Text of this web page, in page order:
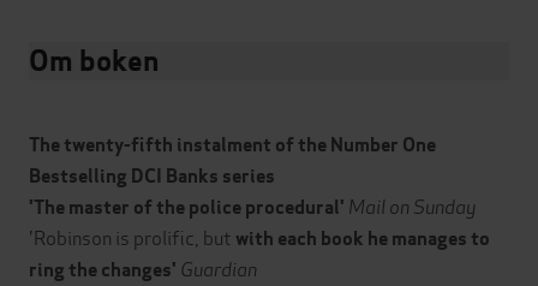
Om boken
The twenty-fifth instalment of the Number One
Bestselling DCI Banks series
'The master of the police procedural' Mail on Sunday
'Robinson is prolific, but with each book he manages to
ring the changes' Guardian